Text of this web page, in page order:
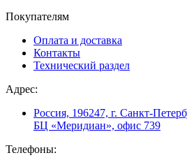
Покупателям
Оплата и доставка
Контакты
Технический раздел
Адрес:
Россия, 196247, г. Санкт-
БЦ «Меридиан», офис 739
Телефоны: